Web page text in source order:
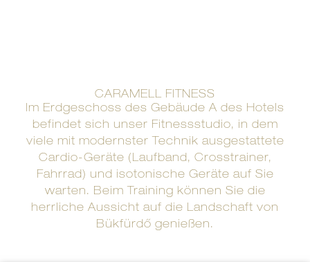
CARAMELL FITNESS
Im Erdgeschoss des Gebäude A des Hotels
befindet sich unser Fitnessstudio, in dem
viele mit modernster Technik ausgestattete
Cardio-Geräte (Laufband, Crosstrainer,
Fahrrad) und isotonische Geräte auf Sie
warten. Beim Training können Sie die
herrliche Aussicht auf die Landschaft von
Bükfürdő genießen.